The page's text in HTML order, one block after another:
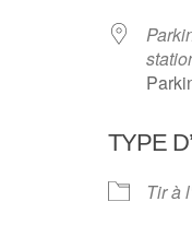
TYPE
Tir à